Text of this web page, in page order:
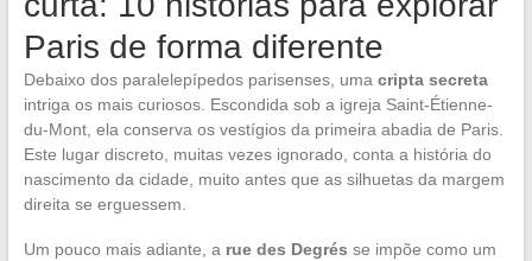
Paris de forma diferente
Debaixo dos paralelepípedos parisenses, uma cripta secreta
intriga os mais curiosos. Escondida sob a igreja Saint-Étienne-
du-Mont, ela conserva os vestígios da primeira abadia de Paris.
Este lugar discreto, muitas vezes ignorado, conta a história do
nascimento da cidade, muito antes que as silhuetas da margem
direita se erguessem.
Um pouco mais adiante, a rue des Degrés se impõe como um